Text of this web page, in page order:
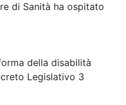
di Sanità ha ospitato
della disabilità
Legislativo 3